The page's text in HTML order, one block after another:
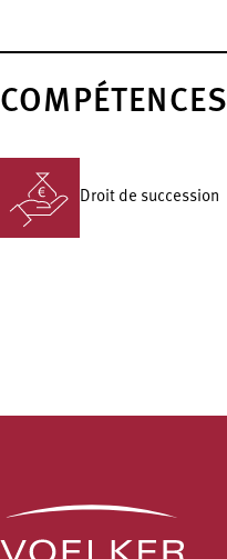
COMPÉTENCES
Droit de succession